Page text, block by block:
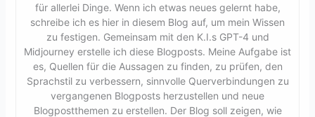
für allerlei Dinge. Wenn ich etwas neues gelernt habe,
schreibe ich es hier in diesem Blog auf, um mein Wissen
zu festigen. Gemeinsam mit den K.I.s GPT-4 und
Midjourney erstelle ich diese Blogposts. Meine Aufgabe ist
es, Quellen für die Aussagen zu finden, zu prüfen, den
Sprachstil zu verbessern, sinnvolle Querverbindungen zu
vergangenen Blogposts herzustellen und neue
Blogpostthemen zu erstellen. Der Blog soll zeigen, wie